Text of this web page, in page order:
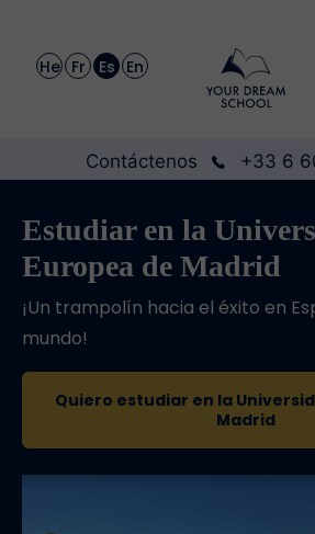
He Fr Es En
Contáctenos +33 6
Estudiar en la
Europea de Madrid
¡Un trampolín hacia el éxito en
mundo!
Quiero estudiar en la
Madrid